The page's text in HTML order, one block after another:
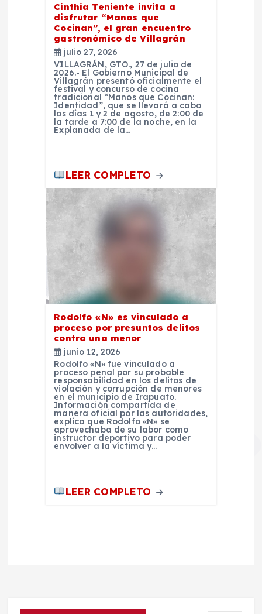
Cinthia Teniente invita a
disfrutar “Manos que
Cocinan”, el gran encuentro
gastronómico de Villagrán
julio 27, 2026
VILLAGRÁN, GTO., 27 de julio de
2026.- El Gobierno Municipal de
Villagrán presentó oficialmente el
festival y concurso de cocina
tradicional “Manos que Cocinan:
Identidad”, que se llevará a cabo
los días 1 y 2 de agosto, de 2:00 de
la tarde a 7:00 de la noche, en la
Explanada de la…
LEER COMPLETO
Rodolfo «N» es vinculado a
proceso por presuntos delitos
contra una menor
junio 12, 2026
Rodolfo «N» fue vinculado a
proceso penal por su probable
responsabilidad en los delitos de
violación y corrupción de menores
en el municipio de Irapuato.
Información compartida de
manera oficial por las autoridades,
explica que Rodolfo «N» se
aprovechaba de su labor como
instructor deportivo para poder
envolver a la víctima y…
LEER COMPLETO